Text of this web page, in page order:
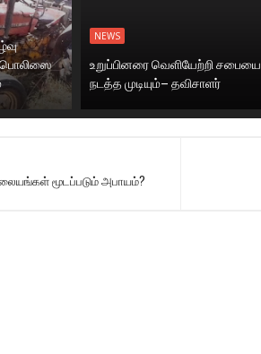
NEWS
உறுப்பினரை வெளியேற்றி சபையை
நடத்த முடியும்– தவிசாளர்
மூடப்படும் அபாயம்?